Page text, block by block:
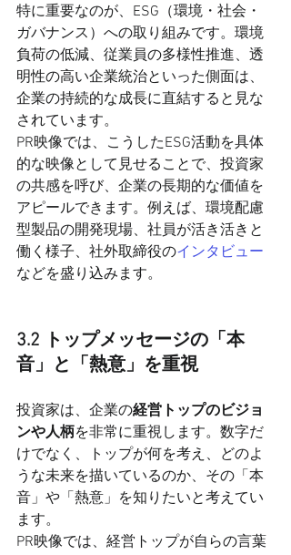
特に重要なのが、ESG（環境・社会・
ガバナンス）への取り組みです。環境
負荷の低減、従業員の多様性推進、透
明性の高い企業統治といった側面は、
企業の持続的な成長に直結すると見な
されています。
PR映像では、こうしたESG活動を具体
的な映像として見せることで、投資家
の共感を呼び、企業の長期的な価値を
アピールできます。例えば、環境配慮
型製品の開発現場、社員が活き活きと
働く様子、社外取締役のインタビュー
などを盛り込みます。
3.2 トップメッセージの「本
音」と「熱意」を重視
投資家は、企業の経営トップのビジョ
ンや人柄を非常に重視します。数字だ
けでなく、トップが何を考え、どのよ
うな未来を描いているのか、その「本
音」や「熱意」を知りたいと考えてい
ます。
PR映像では、経営トップが自らの言葉